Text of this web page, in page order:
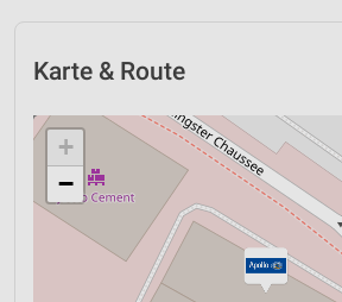
Karte & Route
+
−